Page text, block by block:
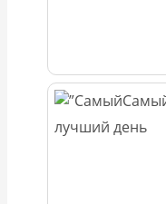
лучший день